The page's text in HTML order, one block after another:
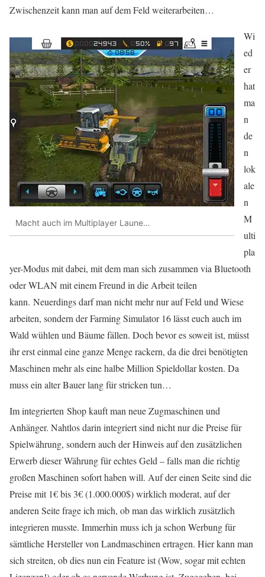
Zwischenzeit kann man auf dem Feld weiterarbeiten…
Macht auch im Multiplayer Laune…
Wi
ed
er
hat
ma
n
de
n
lok
ale
n
M
ulti
pla
yer-Modus mit dabei, mit dem man sich zusammen via Bluetooth
oder WLAN mit einem Freund in die Arbeit teilen
kann. Neuerdings darf man nicht mehr nur auf Feld und Wiese
arbeiten, sondern der Farming Simulator 16 lässt euch auch im
Wald wühlen und Bäume fällen. Doch bevor es soweit ist, müsst
ihr erst einmal eine ganze Menge rackern, da die drei benötigten
Maschinen mehr als eine halbe Million Spieldollar kosten. Da
muss ein alter Bauer lang für stricken tun…
Im integrierten Shop kauft man neue Zugmaschinen und
Anhänger. Nahtlos darin integriert sind nicht nur die Preise für
Spielwährung, sondern auch der Hinweis auf den zusätzlichen
Erwerb dieser Währung für echtes Geld – falls man die richtig
großen Maschinen sofort haben will. Auf der einen Seite sind die
Preise mit 1€ bis 3€ (1.000.000$) wirklich moderat, auf der
anderen Seite frage ich mich, ob man das wirklich zusätzlich
integrieren musste. Immerhin muss ich ja schon Werbung für
sämtliche Hersteller von Landmaschinen ertragen. Hier kann man
sich streiten, ob dies nun ein Feature ist (Wow, sogar mit echten